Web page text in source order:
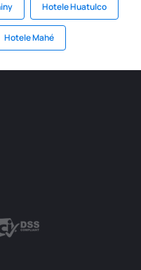
Hotele Huatulco
Hotele Mahé